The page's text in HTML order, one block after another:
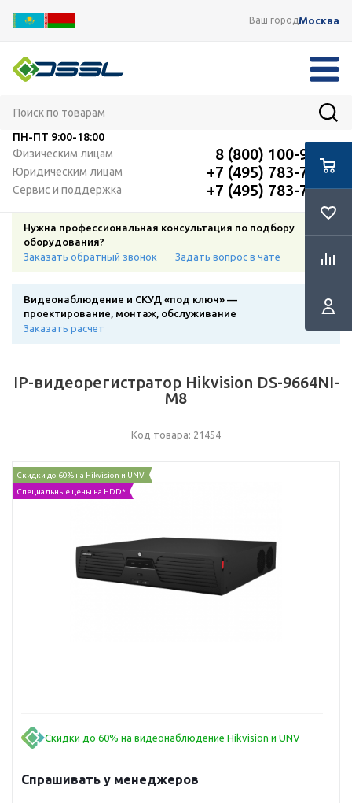
Ваш городМосква
ПН-ПТ 9:00-18:00
Физическим лицам
8 (800) 100-91-12
Юридическим лицам +7 (495) 783-72-87
Сервис и поддержка +7 (495) 783-72-87
Нужна профессиональная консультация по подбору
оборудования?
Заказать обратный звонок
Задать вопрос в чате
Видеонаблюдение и СКУД «под ключ» —
проектирование, монтаж, обслуживание
Заказать расчет
IP-видеорегистратор Hikvision DS-9664NI-
M8
Код товара: 21454
Скидки до 60% на Hikvision и UNV
Специальные цены на HDD*
Скидки до 60% на видеонаблюдение Hikvision и UNV
Спрашивать у менеджеров